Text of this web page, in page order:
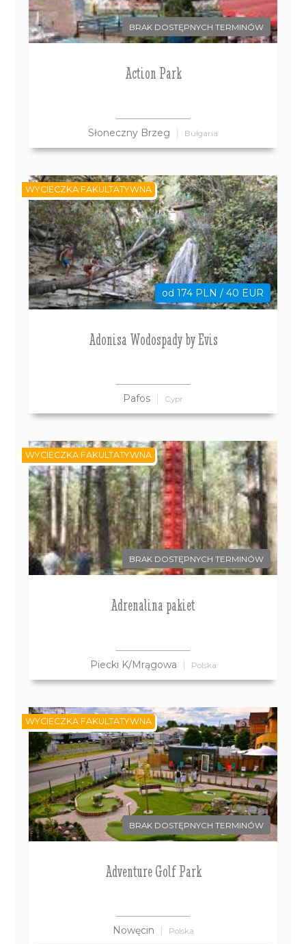
BRAK DOSTĘPNYCH TERMINÓW
Action Park
Słoneczny Brzeg Bułgaria
od 174 PLN / 40 EUR
Adonisa Wodospady by Evis
Pafos Cypr
WYCIECZKA FAKULTATYWNA
BRAK DOSTĘPNYCH TERMINÓW
Adrenalina pakiet
Piecki K/Mrągowa Polska
WYCIECZKA FAKULTATYWNA
BRAK DOSTĘPNYCH TERMINÓW
Adventure Golf Park
Nowęcin Polska
WYCIECZKA FAKULTATYWNA